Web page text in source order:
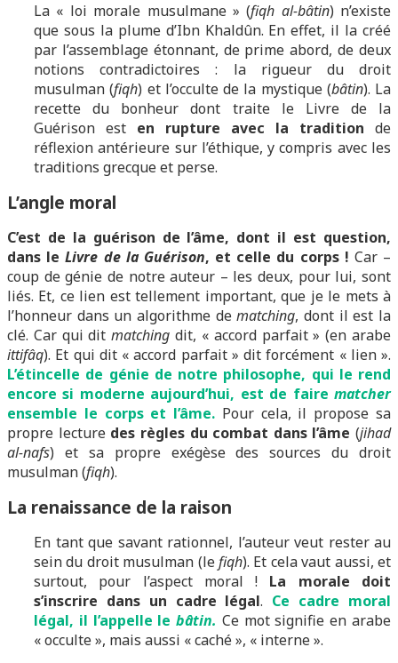
La « loi morale musulmane » (fiqh al-bâtin) n’existe
que sous la plume d’Ibn Khaldûn. En effet, il la créé
par l’assemblage étonnant, de prime abord, de deux
notions contradictoires : la rigueur du droit
musulman (fiqh) et l’occulte de la mystique (bâtin). La
recette du bonheur dont traite le Livre de la
Guérison est en rupture avec la tradition de
réflexion antérieure sur l’éthique, y compris avec les
traditions grecque et perse.
L’angle moral
C’est de la guérison de l’âme, dont il est question,
dans leLivre de la Guérison, et celle du corps ! Car –
coup de génie de notre auteur – les deux, pour lui, sont
liés. Et, ce lien est tellement important, que je le mets à
l’honneur dans un algorithme dematching, dont il est la
clé. Car qui ditmatching dit, « accord parfait » (en arabe
ittifâq). Et qui dit « accord parfait » dit forcément « lien ».
L’étincelle de génie de notre philosophe, qui le rend
encore si moderne aujourd’hui, est de faire matcher
ensemble le corps et l’âme. Pour cela, il propose sa
propre lecturedes règles du combat dans l’âme (jihad
al-nafs) et sa propre exégèse des sources du droit
musulman (fiqh).
La renaissance de la raison
En tant que savant rationnel, l’auteur veut rester au
sein du droit musulman (lefiqh). Et cela vaut aussi, et
surtout, pour l’aspect moral ! La morale doit
s’inscrire dans un cadre légal. Ce cadre moral
légal, il l’appelle lebâtin. Ce mot signifie en arabe
« occulte », mais aussi « caché », « interne ».